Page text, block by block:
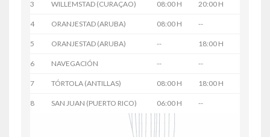
3 WILLEMSTAD (CURAÇAO) 08:00 H 20:00 H
4 ORANJESTAD (ARUBA) 08:00 H --
5 ORANJESTAD (ARUBA) -- 18:00 H
6 NAVEGACIÓN -- --
7 TÓRTOLA (ANTILLAS) 08:00 H 18:00 H
8 SAN JUAN (PUERTO RICO) 06:00 H --